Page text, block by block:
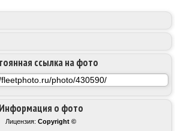
Информация о фото
Лицензия: Copyright ©
ссылка на фото